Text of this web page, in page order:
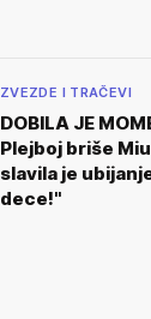
ZVEZDE I TRAČEVI
DOBILA JE
Plejboj briše
slavila je
dece!"